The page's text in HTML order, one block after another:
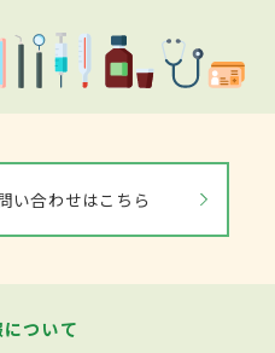
い合わせはこちら
ついて